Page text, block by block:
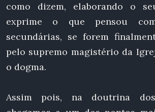
como dizem, elaborando o
exprime o que pensou
secundárias, se forem
pelo supremo magistério da
o dogma.
Assim pois, na doutrina dos